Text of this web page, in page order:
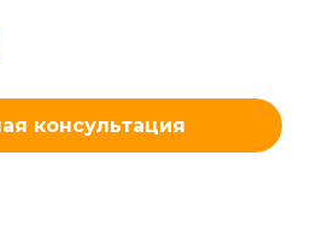
консультация